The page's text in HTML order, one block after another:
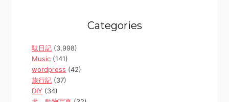
Categories
駄日記 (3,998)
Music (141)
wordpress (42)
旅行記 (37)
DIY (34)